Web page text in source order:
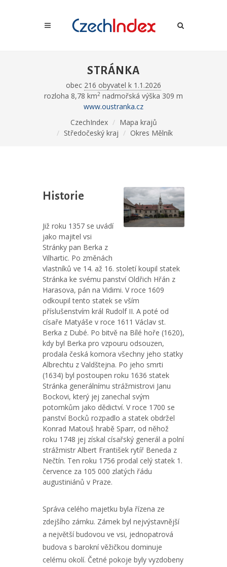
STRÁNKA
obec 216 obyvatel k 1.1.2026
rozloha 8,78 km2 nadmořská výška 309 m
www.oustranka.cz
CzechIndex
Mapa krajů
Středočeský kraj
Okres Mělník
Historie
Již roku 1357 se uvádí
jako majitel vsi
Stránky pan Berka z
Vilhartic. Po změnách
vlastníků ve 14. až 16. století koupil statek
Stránka ke svému panství Oldřich Hřán z
Harasova, pán na Vidimi. V roce 1609
odkoupil tento statek se vším
příslušenstvím král Rudolf II. A poté od
císaře Matyáše v roce 1611 Václav st.
Berka z Dubé. Po bitvě na Bílé hoře (1620),
kdy byl Berka pro vzpouru odsouzen,
prodala česká komora všechny jeho statky
Albrechtu z Valdštejna. Po jeho smrti
(1634) byl postoupen roku 1636 statek
Stránka generálnímu strážmistrovi Janu
Bockovi, který jej zanechal svým
potomkům jako dědictví. V roce 1700 se
panství Bocků rozpadlo a statek obdržel
Konrad Matouš hrabě Sparr, od něhož
roku 1748 jej získal císařský generál a polní
strážmistr Albert František rytíř Beneda z
Nečtín. Ten roku 1756 prodal celý statek 1.
července za 105 000 zlatých řádu
augustiniánů v Praze.
Správa celého majetku byla řízena ze
zdejšího zámku. Zámek byl nejvýstavnější
a největší budovou ve vsi, jednopatrová
budova s barokní věžičkou dominuje
celému okolí. Četné pokoje byly vyzdobeny